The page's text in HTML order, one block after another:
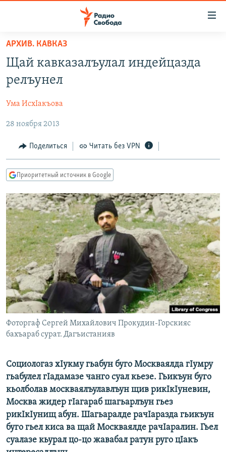
упрощенного
доступа
основному
Вернутся
главной
навигации
Вернутся
поиску
ПОДКАСТЫ
АВТОРСКИЕ ПРОЕКТЫ
ЦИТАТЫ СВОБОДЫ
МНЕНИЯ
КУЛЬТУРА
IDEL.РЕАЛИИ
КАВКАЗ.РЕАЛИИ
СЕВЕР.РЕАЛИИ
СИБИРЬ.РЕАЛИИ
РАСПИСАНИЕ ВЕЩАНИЯ
ПОДПИШИТЕСЬ НА РАССЫЛКУ
СОЦИАЛЬНЫЕ СЕТИ
АРХИВ. КАВКАЗ
Щай кавказалъулал индейцазда
релъунел
Ума ИсхIакъова
28 ноября 2013
Поделиться Читать без VPN
Приоритетный источник в Google
Фоторгаф Сергей Михайлович Прокудин-Горскияс
бахъараб сурат. Дагъистанияв
Социологаз хIукму гьабун буго Москваялда гIумру
гьабулел гIадамазе чанго суал кьезе. Гьикъун буго
кьолболав москваялъулавлъун щив рикIкIуневин,
Москва жидер гIагараб шагьарлъун гьез
рикIкIунищ абун. Шагьаралде рачIаразда гьикъун
буго гьел киса ва щай Москваялде рачIаралин. Гьел
суалазе кьурал цо-цо жавабал ратун руго цIакъ